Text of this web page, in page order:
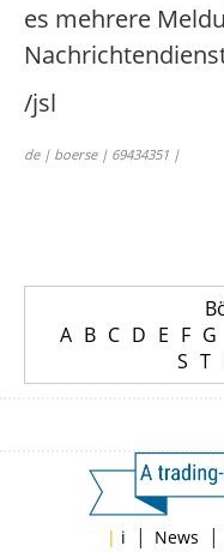
es mehrere
/jsl
de | boerse | 69434351 |
A B C D E F G
S T
| i | News |